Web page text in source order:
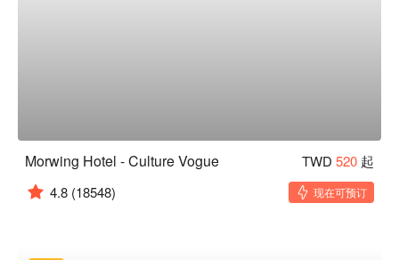
Morwing Hotel - Culture Vogue TWD 520 起
4.8 (18548) 现在可预订